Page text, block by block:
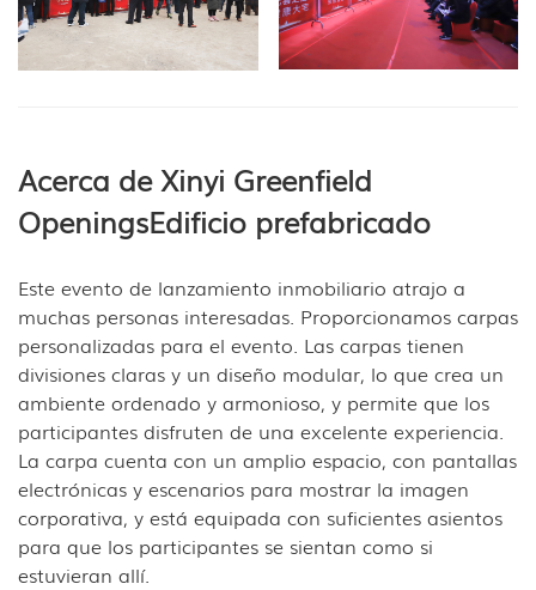
Acerca de Xinyi Greenfield
OpeningsEdificio prefabricado
Este evento de lanzamiento inmobiliario atrajo a
muchas personas interesadas. Proporcionamos carpas
personalizadas para el evento. Las carpas tienen
divisiones claras y un diseño modular, lo que crea un
ambiente ordenado y armonioso, y permite que los
participantes disfruten de una excelente experiencia.
La carpa cuenta con un amplio espacio, con pantallas
electrónicas y escenarios para mostrar la imagen
corporativa, y está equipada con suficientes asientos
para que los participantes se sientan como si
estuvieran allí.